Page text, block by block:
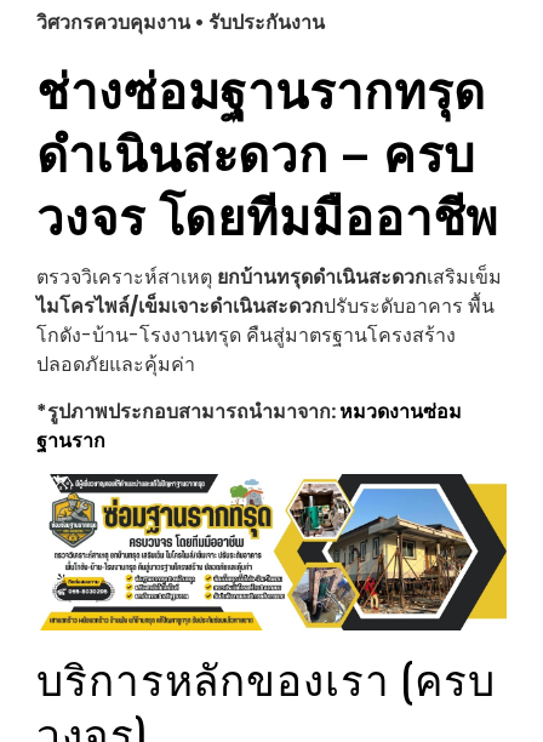
วิศวกรควบคุมงาน • รับประกันงาน
ช่างซ่อมฐานรากทรุด
ดำเนินสะดวก – ครบ
วงจร โดยทีมมืออาชีพ
ตรวจวิเคราะห์สาเหตุ ยกบ้านทรุดดำเนินสะดวกเสริมเข็ม
ไมโครไพล์/เข็มเจาะดำเนินสะดวกปรับระดับอาคาร พื้น
โกดัง-บ้าน-โรงงานทรุด คืนสู่มาตรฐานโครงสร้าง
ปลอดภัยและคุ้มค่า
*รูปภาพประกอบสามารถนำมาจาก:หมวดงานซ่อม
ฐานราก
บริการหลักของเรา (ครบ